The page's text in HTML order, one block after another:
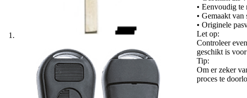
• Eenvoudig te
• Gemaakt
• Originele
Let op:
Controleer
geschikt is
Tip:
Om er zeker
proces te